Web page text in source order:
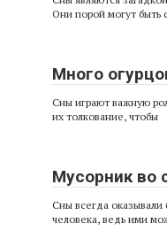
Они порой могут
Много
Сны играют важную
их толкование, чтобы
Мусорник во
Сны всегда
человека, ведь ими